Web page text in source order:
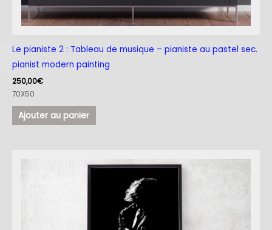
Le pianiste 2 : Tableau de musique – pianiste au pastel sec.
pianist modern painting
250,00€
70X50
Ajouter au panier